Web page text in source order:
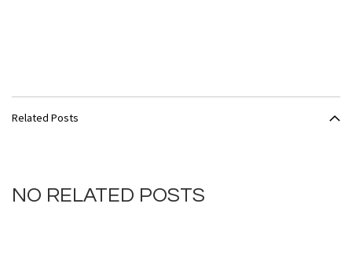
Related Posts
NO RELATED POSTS